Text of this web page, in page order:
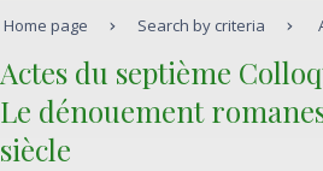
Home page Search by criteria
‎Actes du septième
‎Le dénouement
siècle‎